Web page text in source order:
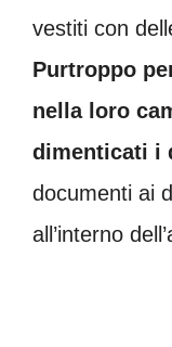
vestiti con
Purtroppo
nella loro
dimenticati i
documenti ai
all’interno